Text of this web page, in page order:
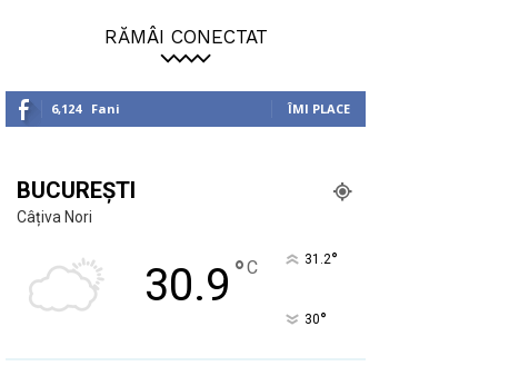
RĂMÂI CONECTAT
6,124 Fani ÎMI PLACE
BUCUREȘTI
Câțiva Nori
30.9 °C 31.2°
30°